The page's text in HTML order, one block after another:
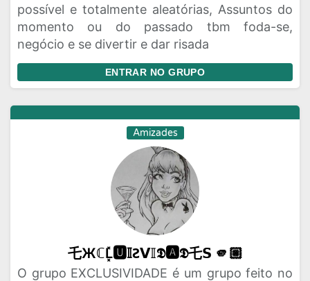
possível e totalmente aleatórias, Assuntos do
momento ou do passado tbm foda-se,
negócio e se divertir e dar risada
ENTRAR NO GRUPO
Amizades
乇ЖℂL͓̽🆄𝕀Ꙅ𝗩𝕀𝕯🅰𝕯乇𝗦 🫵🏼
O grupo EXCLUSIVIDADE é um grupo feito no